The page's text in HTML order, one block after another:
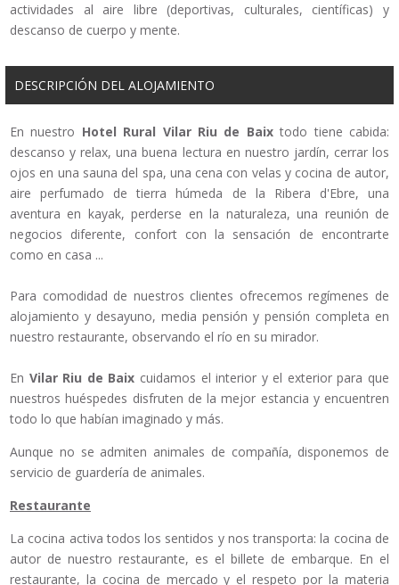
actividades al aire libre (deportivas, culturales, científicas) y
descanso de cuerpo y mente.
DESCRIPCIÓN DEL ALOJAMIENTO
En nuestro Hotel Rural Vilar Riu de Baixtodo tiene cabida:
descanso y relax, una buena lectura en nuestro jardín, cerrar los
ojos en una sauna del spa, una cena con velas y cocina de autor,
aire perfumado de tierra húmeda de la Ribera d'Ebre, una
aventura en kayak, perderse en la naturaleza, una reunión de
negocios diferente, confort con la sensación de encontrarte
como en casa ...
Para comodidad de nuestros clientes ofrecemos regímenes de
alojamiento y desayuno, media pensión y pensión completa en
nuestro restaurante, observando el río en su mirador.
En Vilar Riu de Baix cuidamos el interior y el exterior para que
nuestros huéspedes disfruten de la mejor estancia y encuentren
todo lo que habían imaginado y más.
Aunque no se admiten animales de compañía, disponemos de
servicio de guardería de animales.
Restaurante
La cocina activa todos los sentidos y nos transporta: la cocina de
autor de nuestro restaurante, es el billete de embarque. En el
restaurante, la cocina de mercado y el respeto por la materia